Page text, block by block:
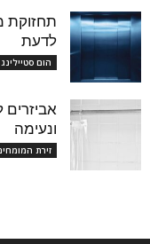
תחזוקת
לדעת
הום סטיילינג
ונעימה
זירת